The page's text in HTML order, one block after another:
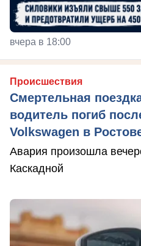
вчера в 18:00
Происшествия
Смертельная
водитель погиб
Volkswagen в
Авария произошла
Каскадной